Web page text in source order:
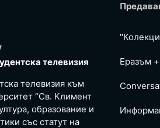
телевизия
телевизия към
“Св. Климент
образование и
със статут на
Еразъм +